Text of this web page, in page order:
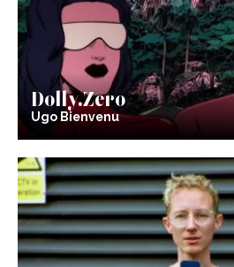
Dolly.Zero
Ugo Bienvenu